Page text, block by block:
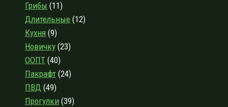
ГРИБНОЙ
ГАЛАКТИКЕ…
Грибы (11)
Длительные (12)
Кухня (9)
Новичку (23)
ООПТ (40)
Пакрафт (24)
ПВД (49)
Прогулки (39)